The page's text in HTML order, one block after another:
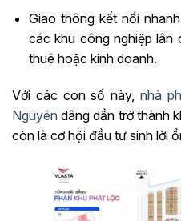
Giao thông kết nối
các khu công nghiệp lân
thuê hoặc kinh doanh.
Với các con số này,nhà
Nguyên dâng dần trở thành
còn là cơ hội đầu tư sinh lời